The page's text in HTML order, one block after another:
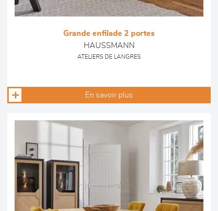
Grande enfilade 2 portes
HAUSSMANN
ATELIERS DE LANGRES
En savoir plus